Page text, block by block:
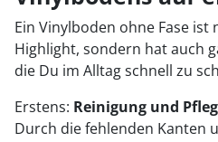
Ein Vinylboden ohne Fase
Highlight, sondern hat auch
die Du im Alltag schnell zu
Erstens: Reinigung und
Durch die fehlenden Kanten